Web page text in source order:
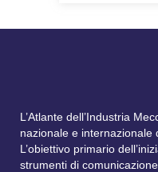
L’Atlante dell’Industria
nazionale e internazionale
L’obiettivo primario
strumenti di